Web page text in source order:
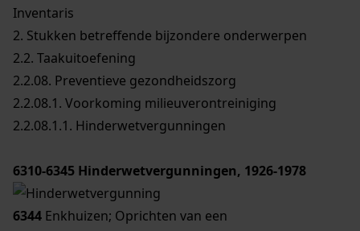
Inventaris
2. Stukken betreffende bijzondere onderwerpen
2.2. Taakuitoefening
2.2.08. Preventieve gezondheidszorg
2.2.08.1. Voorkoming milieuverontreiniging
2.2.08.1.1. Hinderwetvergunningen
6310-6345 Hinderwetvergunningen, 1926-1978
6344 Enkhuizen; Oprichten van een